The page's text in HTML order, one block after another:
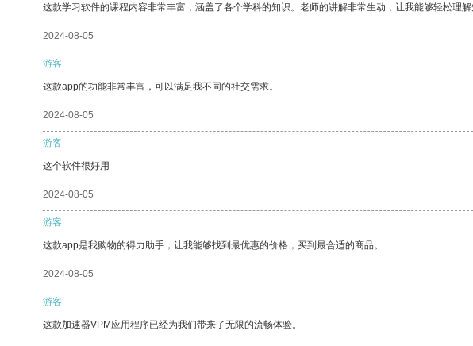
这款学习软件的课程内容非常丰富，涵盖了各个学科的知识。老师的讲解非常生动，让我能够轻松理解
2024-08-05
游客
这款app的功能非常丰富，可以满足我不同的社交需求。
2024-08-05
游客
这个软件很好用
2024-08-05
游客
这款app是我购物的得力助手，让我能够找到最优惠的价格，买到最合适的商品。
2024-08-05
游客
这款加速器VPM应用程序已经为我们带来了无限的流畅体验。